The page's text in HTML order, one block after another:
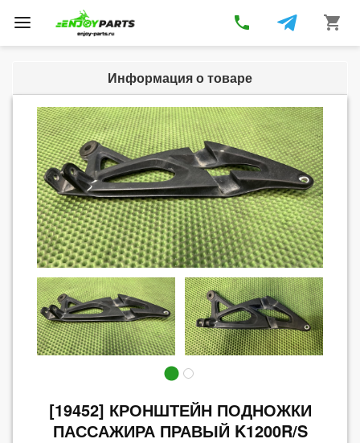
Toggle
navigation
phone shopping_cart
Информация о товаре
[19452] КРОНШТЕЙН ПОДНОЖКИ
ПАССАЖИРА ПРАВЫЙ K1200R/S